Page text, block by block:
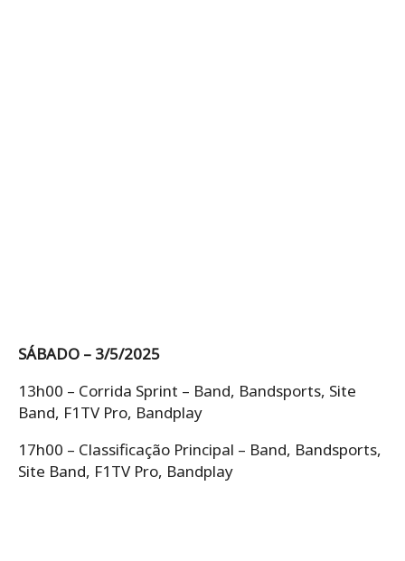
SÁBADO – 3/5/2025
13h00 – Corrida Sprint – Band, Bandsports, Site
Band, F1TV Pro, Bandplay
17h00 – Classificação Principal – Band, Bandsports,
Site Band, F1TV Pro, Bandplay